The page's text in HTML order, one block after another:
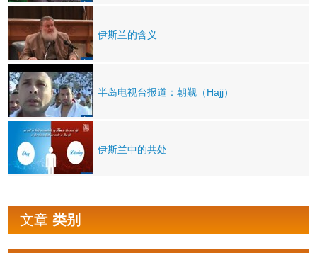
伊斯兰的含义
半岛电视台报道：朝觐（Hajj）
伊斯兰中的共处
文章 类别